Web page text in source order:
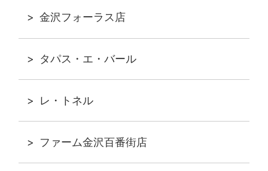
金沢フォーラス店
タパス・エ・バール
レ・トネル
ファーム金沢百番街店